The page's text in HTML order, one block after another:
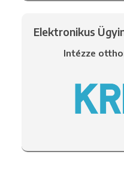
Elektronikus
Intézze